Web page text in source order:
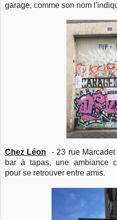
garage, comme son nom
Chez Léon - 23 rue
bar à tapas, une ambiance
pour se retrouver entre amis.